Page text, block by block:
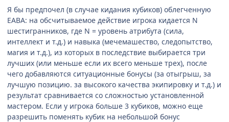
Я бы предпочел (в случае кидания кубиков) облегченную
EABA: на обсчитываемое действие игрока кидается N
шестигранников, где N = уровень атрибута (сила,
интеллект и т.д.) и навыка (мечемашество, следопытство,
магия и т.д.), из которых в последствие выбирается три
лучших (или меньше если их всего меньше трех), после
чего добавляются ситуационные бонусы (за отыгрыш, за
лучшую позицию. за высокого качества экипировку и т.д.) и
результат сравнивается со сложностью установленной
мастером. Если у игрока больше 3 кубиков, можно еще
разрешить поменять кубик на небольшой бонус